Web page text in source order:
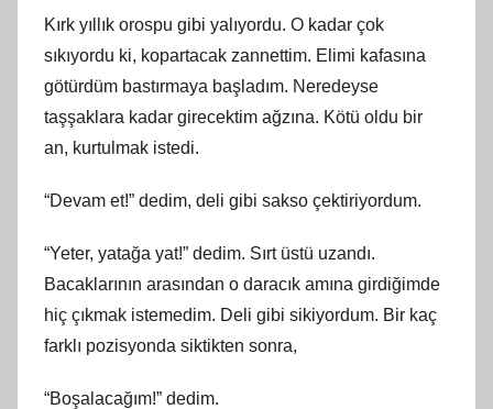
Kırk yıllık orospu gibi yalıyordu. O kadar çok
sıkıyordu ki, kopartacak zannettim. Elimi kafasına
götürdüm bastırmaya başladım. Neredeyse
taşşaklara kadar girecektim ağzına. Kötü oldu bir
an, kurtulmak istedi.
“Devam et!” dedim, deli gibi sakso çektiriyordum.
“Yeter, yatağa yat!” dedim. Sırt üstü uzandı.
Bacaklarının arasından o daracık amına girdiğimde
hiç çıkmak istemedim. Deli gibi sikiyordum. Bir kaç
farklı pozisyonda siktikten sonra,
“Boşalacağım!” dedim.